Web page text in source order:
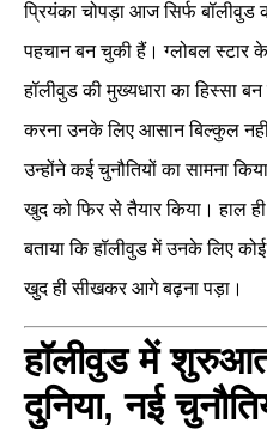
प्रियंका चोपड़ा आज सिर्फ बॉलीवुड
पहचान बन चुकी हैं। ग्लोबल स्टार
हॉलीवुड की मुख्यधारा का हिस्सा
करना उनके लिए आसान बिल्कुल
उन्होंने कई चुनौतियों का सामना
खुद को फिर से तैयार किया। हाल
बताया कि हॉलीवुड में उनके लिए
खुद ही सीखकर आगे बढ़ना पड़ा।
हॉलीवुड में
दुनिया, नई